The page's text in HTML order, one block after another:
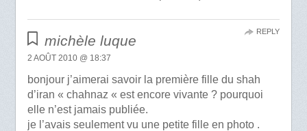
michèle luque
2 AOÛT 2010 @ 18:37
bonjour j’aimerai savoir la première fille du shah
d’iran « chahnaz « est encore vivante ? pourquoi
elle n’est jamais publiée.
je l’avais seulement vu une petite fille en photo .
REPLY